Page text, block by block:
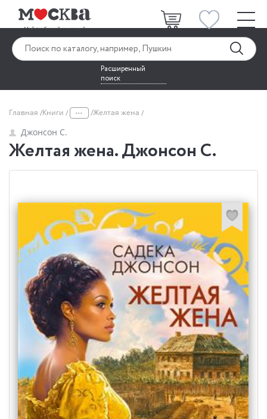
Расширенный
поиск
Главная Книги ... Желтая жена
Джонсон С.
Желтая жена. Джонсон С.